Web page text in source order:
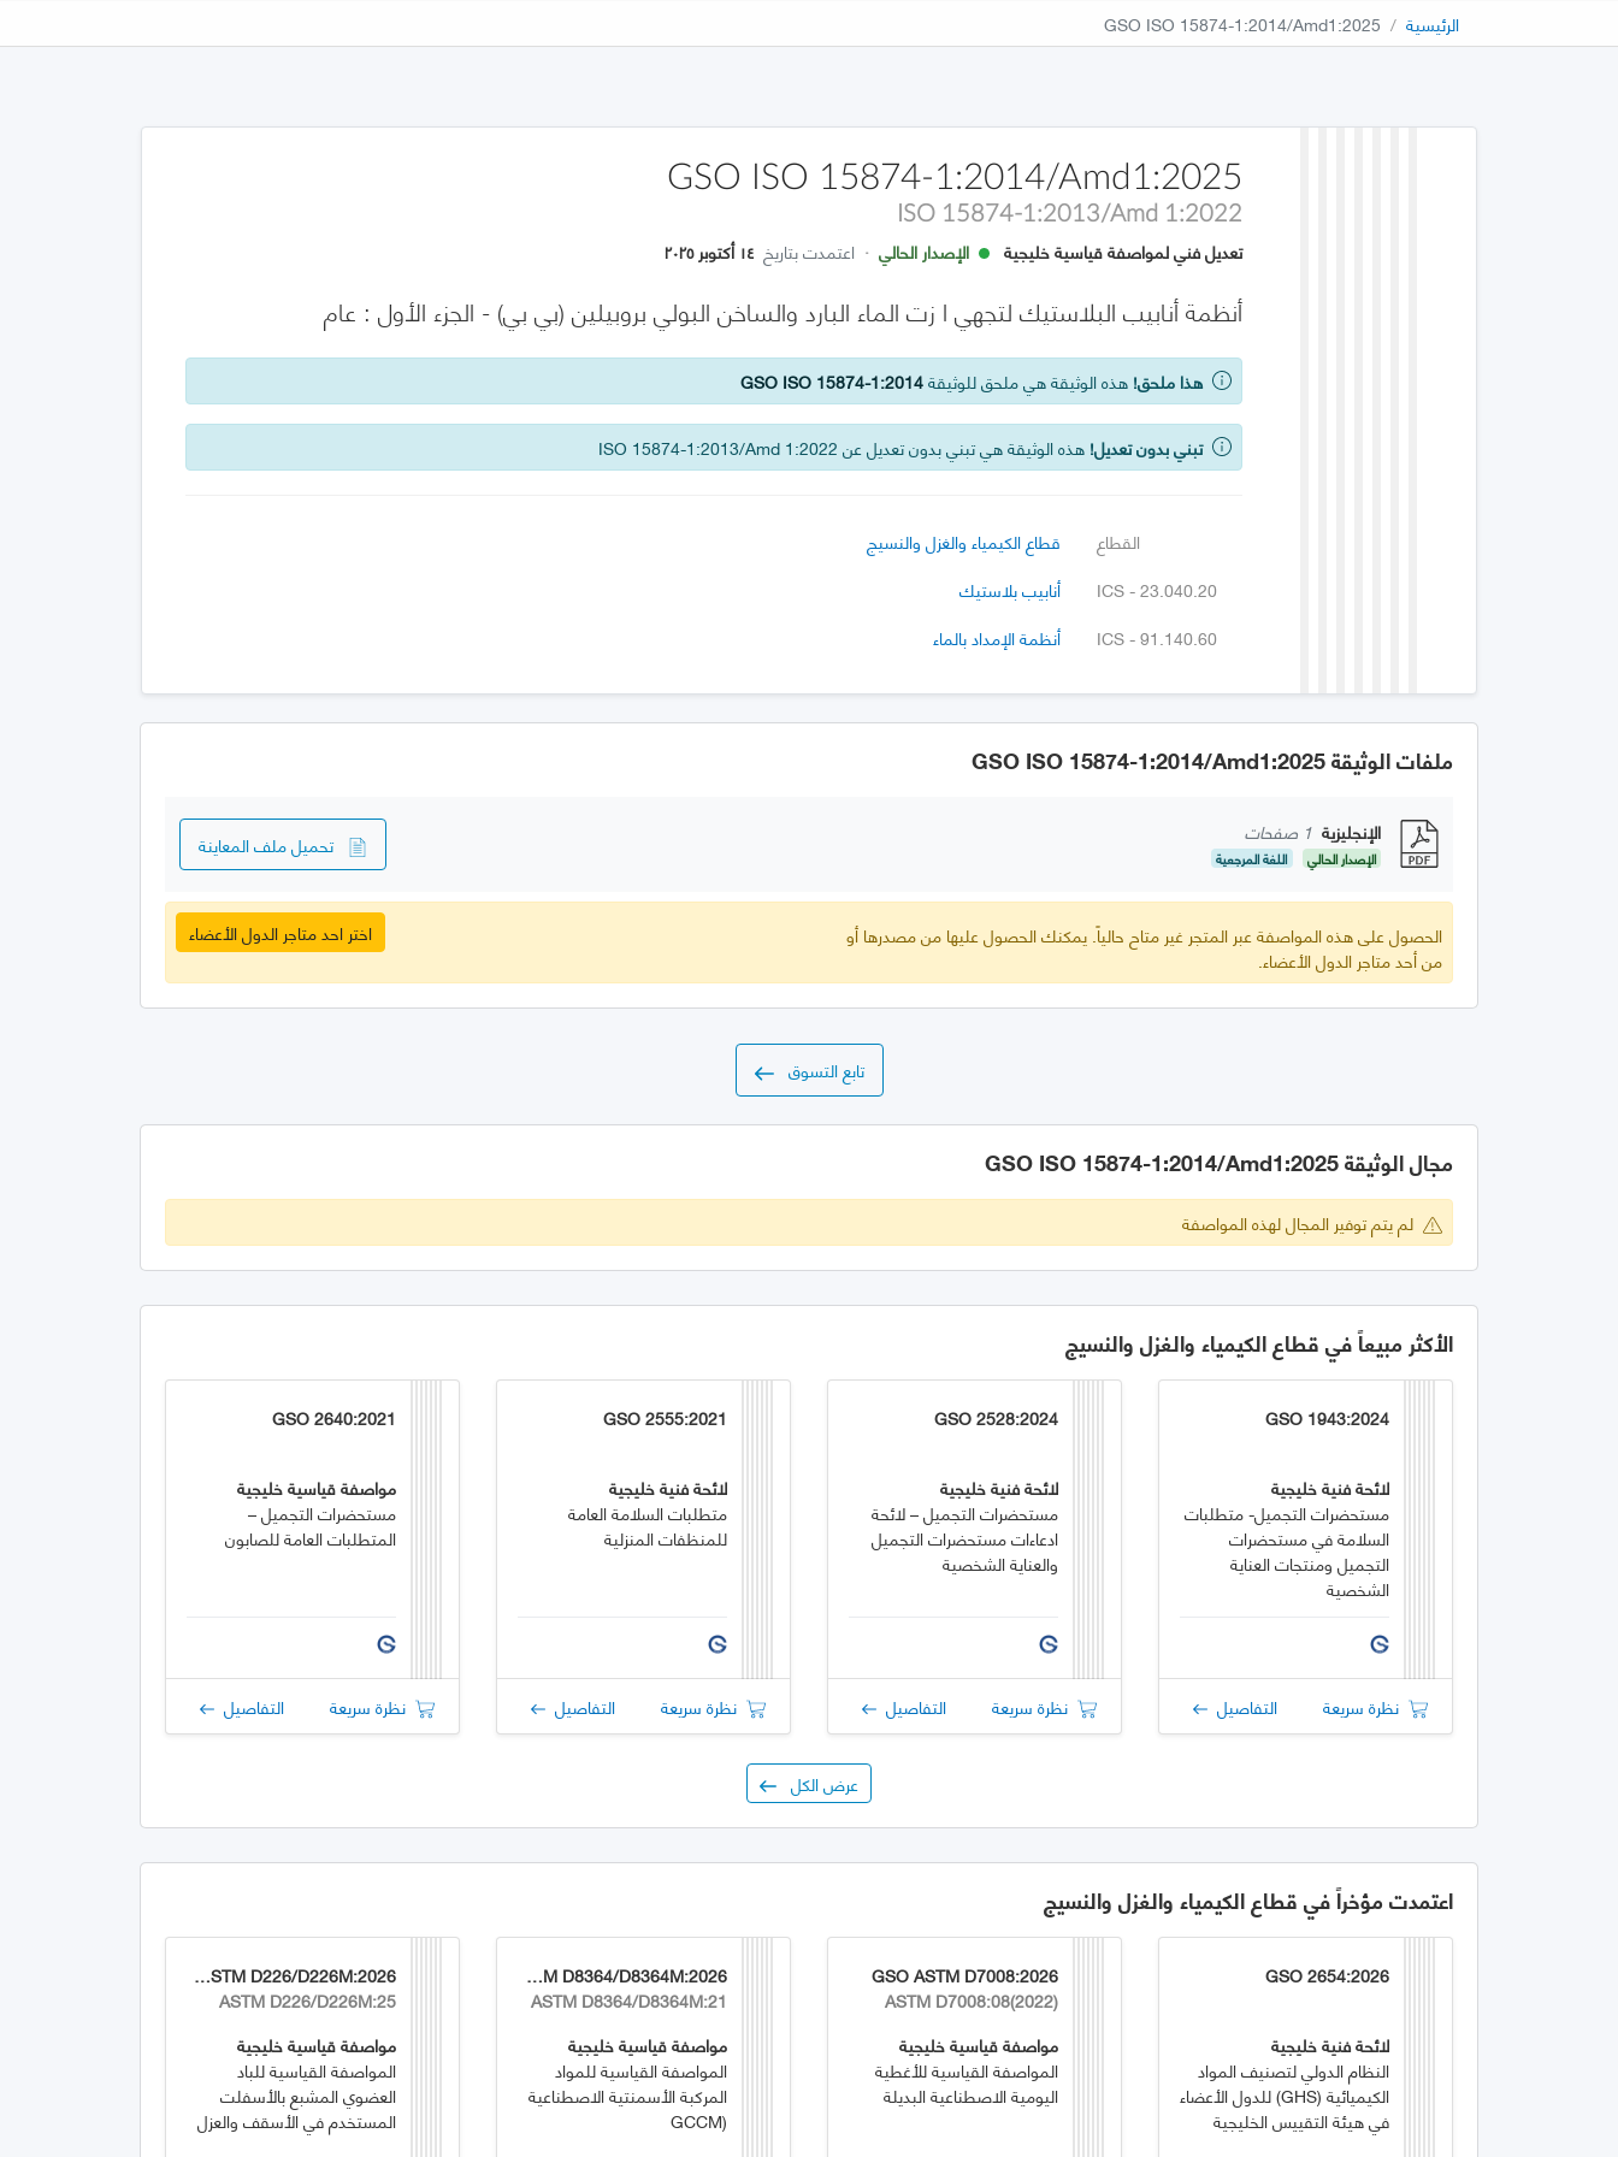
الرئيسية GSO ISO 15874-1:2014/Amd1:2025
GSO ISO 15874-1:2014/Amd1:2025
ISO 15874-1:2013/Amd 1:2022
تعديل فني لمواصفة قياسية خليجية الإصدار الحالي · اعتمدت بتاريخ ١٤ أكتوبر ٢٠٢٥
أنظمة أنابيب البلاستيك لتجهي ا زت الماء البارد والساخن البولي بروبيلين (بي بي) - الجزء الأول : عام
هذا ملحق! هذه الوثيقة هي ملحق للوثيقةGSO ISO 15874-1:2014
تبني بدون تعديل! هذه الوثيقة هي تبني بدون تعديل عن ISO 15874-1:2013/Amd 1:2022
القطاع
قطاع الكيمياء والغزل والنسيج
ICS - 23.040.20
أنابيب بلاستيك
ICS - 91.140.60
أنظمة الإمداد بالماء
ملفات الوثيقة GSO ISO 15874-1:2014/Amd1:2025
الإنجليزية 1 صفحات
الإصدار الحالي اللغة المرجعية تحميل ملف المعاينة
الحصول على هذه المواصفة عبر المتجر غير متاح حالياً. يمكنك الحصول عليها من مصدرها أو
من أحد متاجر الدول الأعضاء.
اختر احد متاجر الدول الأعضاء
تابع التسوق
مجال الوثيقة GSO ISO 15874-1:2014/Amd1:2025
لم يتم توفير المجال لهذه المواصفة
الأكثر مبيعاً في قطاع الكيمياء والغزل والنسيج
GSO 1943:2024
لائحة فنية خليجية
مستحضرات التجميل- متطلبات
السلامة في مستحضرات
التجميل ومنتجات العناية
الشخصية
نظرة سريعة التفاصيل
GSO 2528:2024
لائحة فنية خليجية
مستحضرات التجميل – لائحة
ادعاءات مستحضرات التجميل
والعناية الشخصية
نظرة سريعة التفاصيل
GSO 2555:2021
لائحة فنية خليجية
متطلبات السلامة العامة
للمنظفات المنزلية
نظرة سريعة التفاصيل
GSO 2640:2021
مواصفة قياسية خليجية
مستحضرات التجميل –
المتطلبات العامة للصابون
نظرة سريعة التفاصيل
عرض الكل
اعتمدت مؤخراً في قطاع الكيمياء والغزل والنسيج
GSO 2654:2026
لائحة فنية خليجية
النظام الدولي لتصنيف المواد
الكيميائية (GHS) للدول الأعضاء
في هيئة التقييس الخليجية
GSO ASTM D7008:2026
ASTM D7008:08(2022)
مواصفة قياسية خليجية
المواصفة القياسية للأغطية
اليومية الاصطناعية البديلة
GSO ASTM D8364/D8364M:2026
ASTM D8364/D8364M:21
مواصفة قياسية خليجية
المواصفة القياسية للمواد
المركبة الأسمنتية الاصطناعية
(GCCM
GSO ASTM D226/D226M:2026
ASTM D226/D226M:25
مواصفة قياسية خليجية
المواصفة القياسية للباد
العضوي المشبع بالأسفلت
المستخدم في الأسقف والعزل